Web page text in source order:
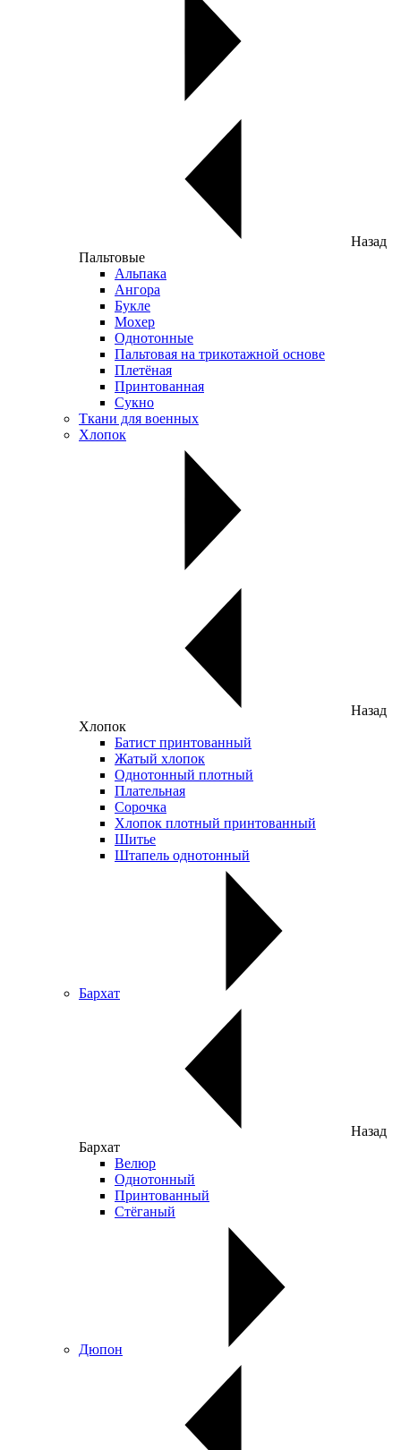
Назад
Пальтовые
Альпака
Ангора
Букле
Мохер
Однотонные
Пальтовая на трикотажной основе
Плетёная
Принтованная
Сукно
Ткани для военных
Хлопок
Назад
Хлопок
Батист принтованный
Жатый хлопок
Однотонный плотный
Плательная
Сорочка
Хлопок плотный принтованный
Шитье
Штапель однотонный
Бархат
Назад
Бархат
Велюр
Однотонный
Принтованный
Стёганый
Дюпон